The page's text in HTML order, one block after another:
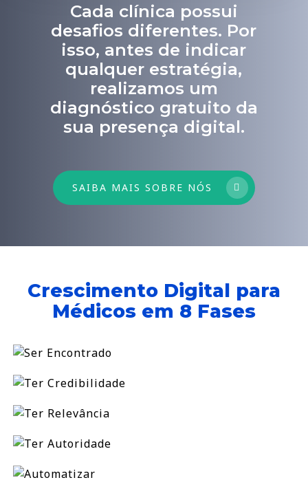
Cada clínica possui
desafios diferentes. Por
isso, antes de indicar
qualquer estratégia,
realizamos um
diagnóstico gratuito da
sua presença digital.
SAIBA MAIS SOBRE NÓS
Crescimento Digital para
Médicos em 8 Fases